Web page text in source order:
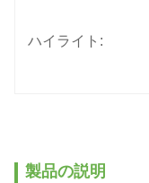
ハイライト:
製品の説明